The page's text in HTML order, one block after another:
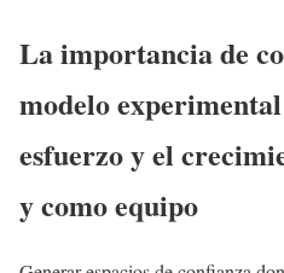
La importancia de
modelo
esfuerzo y el
y como equipo